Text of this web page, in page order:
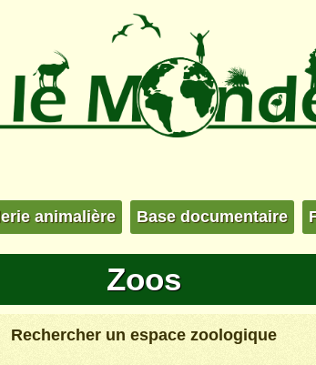
animalière Base documentaire
Zoos
Rechercher un espace zoologique